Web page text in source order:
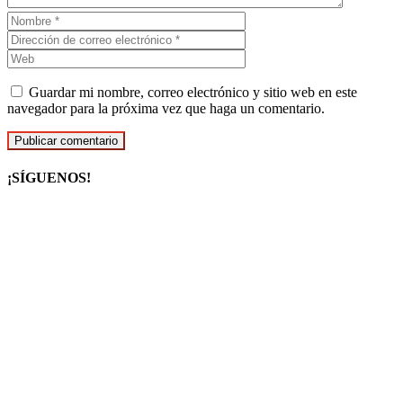
Guardar mi nombre, correo electrónico y sitio web en este
navegador para la próxima vez que haga un comentario.
¡SÍGUENOS!